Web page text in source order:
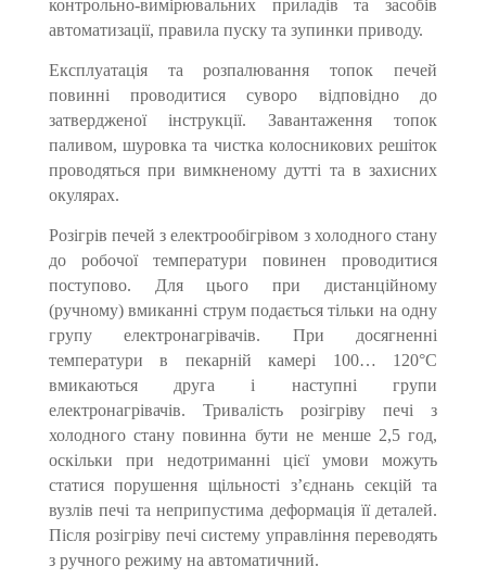
контрольно-вимірювальних приладів та засобів
автоматизації, правила пуску та зупинки приводу.
Експлуатація та розпалювання топок печей
повинні проводитися суворо відповідно до
затвердженої інструкції. Завантаження топок
паливом, шуровка та чистка колосникових решіток
проводяться при вимкненому дутті та в захисних
окулярах.
Розігрів печей з електрообігрівом з холодного стану
до робочої температури повинен проводитися
поступово. Для цього при дистанційному
(ручному) вмиканні струм подається тільки на одну
групу електронагрівачів. При досягненні
температури в пекарній камері 100… 120°С
вмикаються друга і наступні групи
електронагрівачів. Тривалість розігріву печі з
холодного стану повинна бути не менше 2,5 год,
оскільки при недотриманні цієї умови можуть
статися порушення щільності з’єднань секцій та
вузлів печі та неприпустима деформація її деталей.
Після розігріву печі систему управління переводять
з ручного режиму на автоматичний.